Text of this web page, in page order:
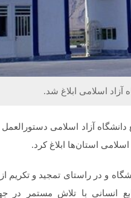
اسلامی ابلاغ شد.
آزاد اسلامی
استان‌ها ابلاغ کرد.
و در راستای تمجید و تکریم
انسانی با تلاش مستمر